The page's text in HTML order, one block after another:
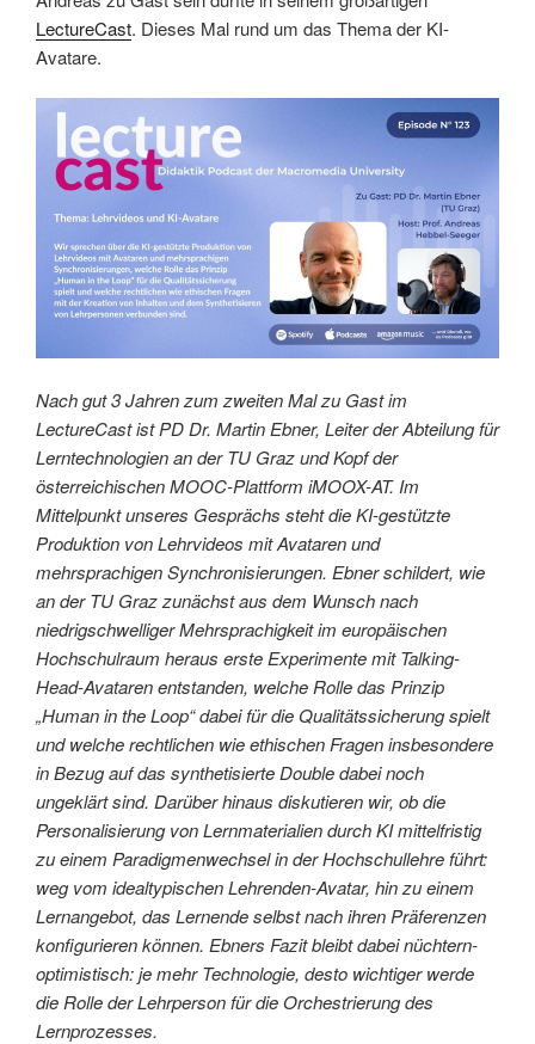
LectureCast. Dieses Mal rund um das Thema der KI-
Avatare.
Nach gut 3 Jahren zum zweiten Mal zu Gast im
LectureCast ist PD Dr. Martin Ebner, Leiter der Abteilung für
Lerntechnologien an der TU Graz und Kopf der
österreichischen MOOC-Plattform iMOOX-AT. Im
Mittelpunkt unseres Gesprächs steht die KI-gestützte
Produktion von Lehrvideos mit Avataren und
mehrsprachigen Synchronisierungen. Ebner schildert, wie
an der TU Graz zunächst aus dem Wunsch nach
niedrigschwelliger Mehrsprachigkeit im europäischen
Hochschulraum heraus erste Experimente mit Talking-
Head-Avataren entstanden, welche Rolle das Prinzip
„Human in the Loop“ dabei für die Qualitätssicherung spielt
und welche rechtlichen wie ethischen Fragen insbesondere
in Bezug auf das synthetisierte Double dabei noch
ungeklärt sind. Darüber hinaus diskutieren wir, ob die
Personalisierung von Lernmaterialien durch KI mittelfristig
zu einem Paradigmenwechsel in der Hochschullehre führt:
weg vom idealtypischen Lehrenden-Avatar, hin zu einem
Lernangebot, das Lernende selbst nach ihren Präferenzen
konfigurieren können. Ebners Fazit bleibt dabei nüchtern-
optimistisch: je mehr Technologie, desto wichtiger werde
die Rolle der Lehrperson für die Orchestrierung des
Lernprozesses.